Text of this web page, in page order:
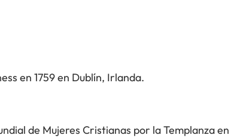
en 1759 en Dublín, Irlanda.
de Mujeres Cristianas por la Templanza en